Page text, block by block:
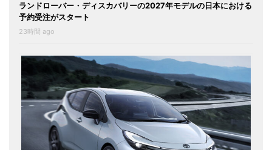
ランドローバー・ディスカバリーの2027年モデルの日本における
予約受注がスタート
23時間 ago